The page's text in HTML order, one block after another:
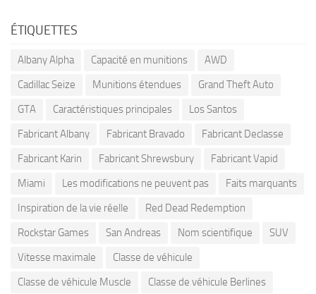
ÉTIQUETTES
Albany Alpha Capacité en munitions
AWD
Cadillac Seize
Munitions étendues
Grand Theft Auto
GTA
Caractéristiques principales
Los Santos
Fabricant Albany
Fabricant Bravado
Fabricant Declasse
Fabricant Karin
Fabricant Shrewsbury
Fabricant Vapid
Miami
Les modifications ne peuvent pas
Faits marquants
Inspiration de la vie réelle
Red Dead Redemption
Rockstar Games
San Andreas Nom scientifique
SUV
Vitesse maximale
Classe de véhicule
Classe de véhicule Muscle
Classe de véhicule Berlines